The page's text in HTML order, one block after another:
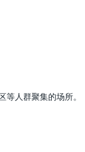
人群聚集的场所。